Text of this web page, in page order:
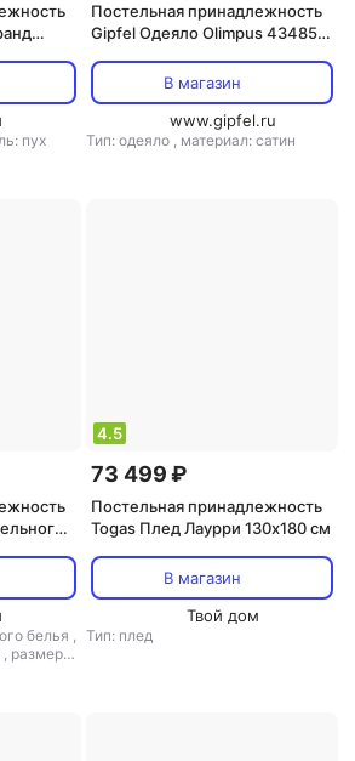
пух
Постельная принадлежность
Gipfel Одеяло Olimpus 43485
В магазин
www.gipfel.ru
Тип: одеяло , материал: сатин
серый
белья ,
, размер
4.5
73 499 ₽
Постельная принадлежность
Togas Плед Лаурри 130х180 см
В магазин
Твой дом
Тип: плед